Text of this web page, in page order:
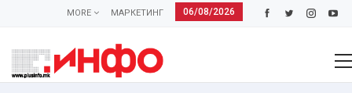
06/08/2026
МАРКЕТИНГ
MORE